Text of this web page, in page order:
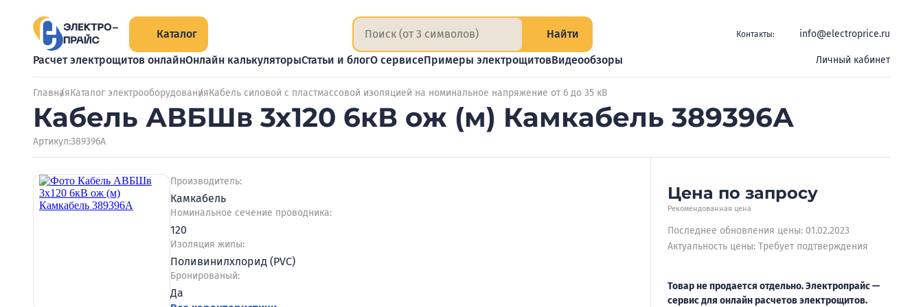
Каталог Найти Контакты: info@electroprice.ru
Расчет электрощитов онлайнОнлайн калькуляторыСтатьи и блогО сервисеПримеры электрощитовВидеообзоры Личный кабинет
ГлавнаяКаталог электрооборудованияКабель силовой с пластмассовой изоляцией на номинальное напряжение от 6 до 35 кВ
Кабель АВБШв 3х120 6кВ ож (м) Камкабель 389396А
Артикул:389396А
Производитель:
Камкабель
Номинальное сечение проводника:
120
Изоляция жилы:
Поливинилхлорид (PVC)
Бронированый:
Да
Цена по запросу
Рекомендованная цена
Последнее обновления цены: 01.02.2023
Актуальность цены: Требует подтверждения
Товар не продается отдельно. Электропрайс —
сервис для онлайн расчетов электрощитов.